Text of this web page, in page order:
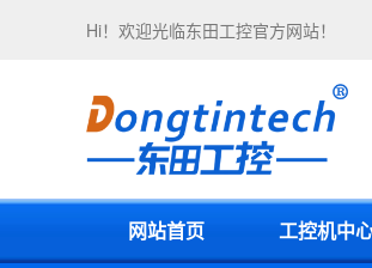
Hi！欢迎光临东田工控官方网站！
网站首页 工控机中